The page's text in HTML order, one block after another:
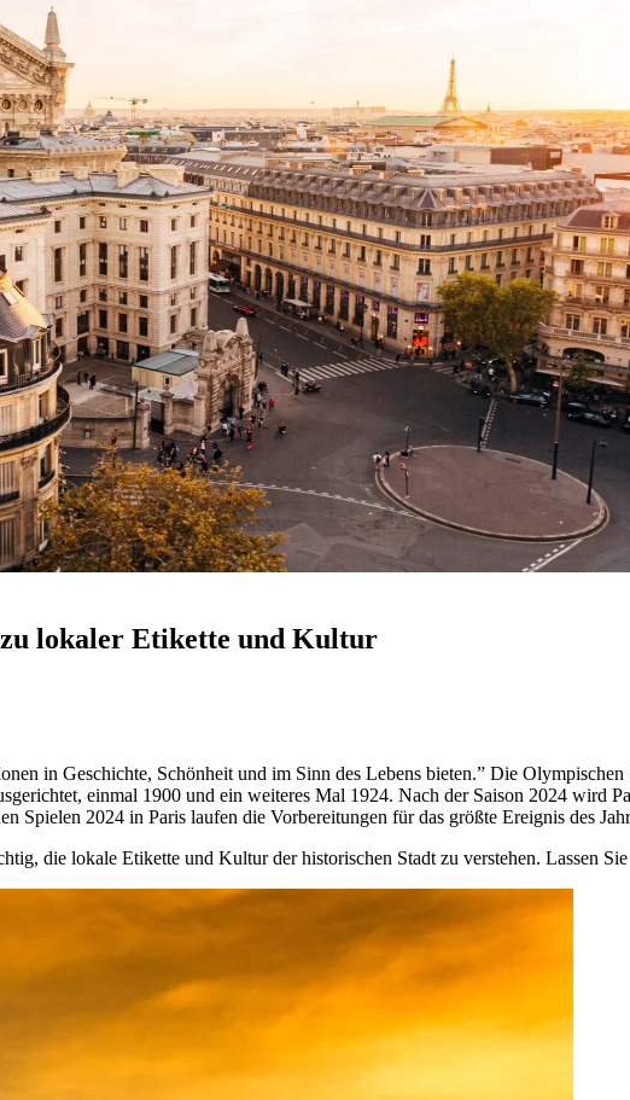
lokaler Etikette und Kultur
in Geschichte, Schönheit und im Sinn des Lebens bieten.” Die
einmal 1900 und ein weiteres Mal 1924. Nach der Saison 2024 wird
Spielen 2024 in Paris laufen die Vorbereitungen für das größte Ereignis des
die lokale Etikette und Kultur der historischen Stadt zu verstehen. Lassen